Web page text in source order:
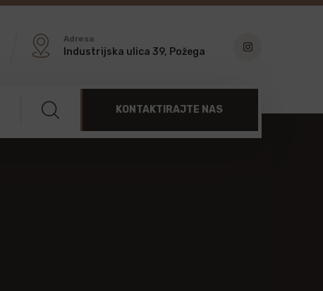
Adresa
Industrijska ulica 39, Požega
KONTAKTIRAJTE NAS